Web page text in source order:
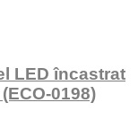
LED încastrat
0198)